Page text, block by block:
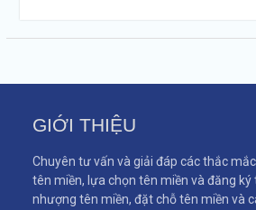
GIỚI THIỆU
Chuyên tư vấn và giải đáp các thắc
tên miền, lựa chọn tên miền và đăng ký
nhượng tên miền, đặt chỗ tên miền và